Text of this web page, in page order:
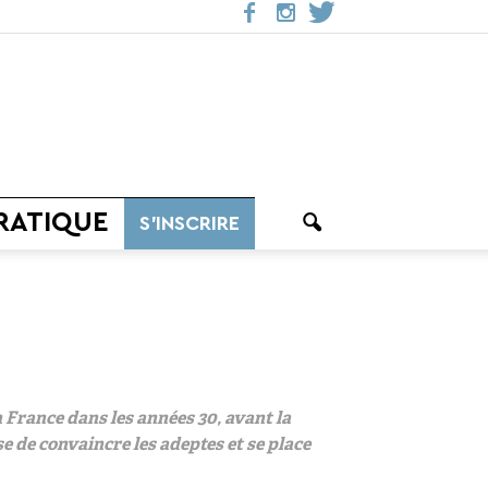
S’INSCRIRE
dans les années 30, avant la
de convaincre les adeptes et se place